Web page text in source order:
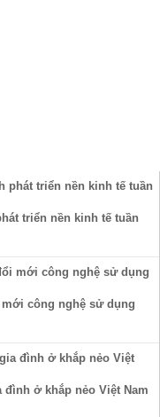
triển nền kinh tế tuần
công nghệ sử dụng
ở khắp nẻo Việt Nam